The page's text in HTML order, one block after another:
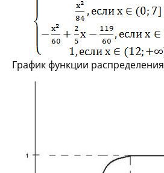
График функции распределения